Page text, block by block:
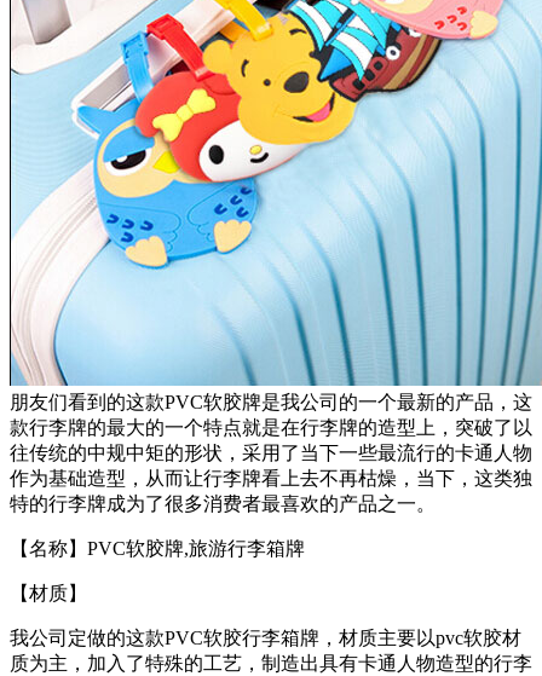
朋友们看到的这款PVC软胶牌是我公司的一个最新的产品，这
款行李牌的最大的一个特点就是在行李牌的造型上，突破了以
往传统的中规中矩的形状，采用了当下一些最流行的卡通人物
作为基础造型，从而让行李牌看上去不再枯燥，当下，这类独
特的行李牌成为了很多消费者最喜欢的产品之一。
【名称】PVC软胶牌,旅游行李箱牌
【材质】
我公司定做的这款PVC软胶行李箱牌，材质主要以pvc软胶材
质为主，加入了特殊的工艺，制造出具有卡通人物造型的行李